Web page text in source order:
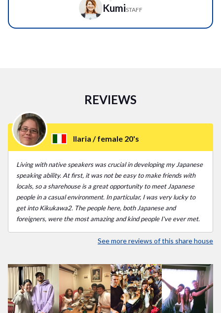
KumiSTAFF
REVIEWS
Ilaria /female 20's
Living with native speakers was crucial in developing my Japanese
speaking ability. At first, it was not be easy to make friends with
locals, so a sharehouse is a great opportunity to meet Japanese
people in a casual environment. In particular, I was very lucky to
get into Kikukawa2. The people here, both Japanese and
foreigners, were the most amazing and kind people I've ever met.
See more reviews of this share house